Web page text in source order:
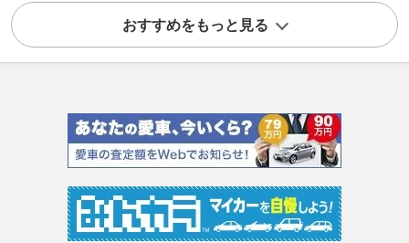
おすすめをもっと見る